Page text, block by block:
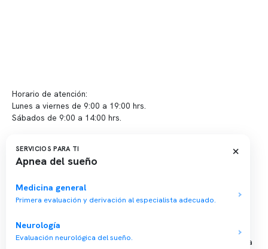
Horario de atención:
Lunes a viernes de 9:00 a 19:00 hrs.
Sábados de 9:00 a 14:00 hrs.
Sucursales
📍 Vitacura: Av. Kennedy 5488, Patio Inglés, piso -1, local 003
📍 Providencia: Av. Andrés Bello 2337, local 2
Reserva tu hora
Agenda tu consulta médica o examen del sueño de forma rápida
SERVICIOS PARA TI
Apnea del sueño
×
Medicina general
Primera evaluación y derivación al especialista adecuado.
Neurología
Evaluación neurológica del sueño.